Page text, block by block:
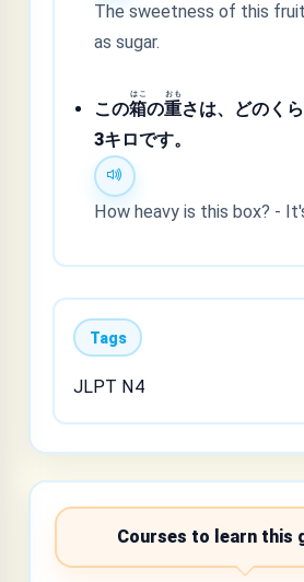
The sweetness of this
as sugar.
この箱
はこ
の重
おも
さは、どのく
3キロです。
How heavy is this box? -
Tags
JLPT N4
Courses to learn this